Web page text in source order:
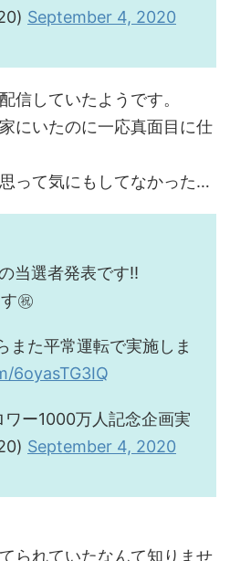
September 4, 2020
信していたようです。
にいたのに一応真面目に仕
って気にもしてなかった…
当選者発表です‼️
㊗️
また平常運転で実施しま
6oyasTG3IQ
ー1000万人記念企画実
September 4, 2020
られていたなんて知りませ